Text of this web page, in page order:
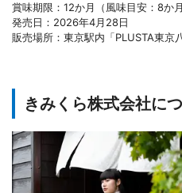
賞味期限：12か月（風味目安：8か月
発売日：2026年4月28日
販売場所：東京駅内「PLUSTA東京
きみくら株式会社に